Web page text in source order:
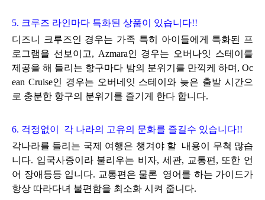
5. 크루즈 라인마다 특화된 상품이 있습니다!!
디즈니 크루즈인 경우는 가족 특히 아이들에게 특화된 프
로그램을 선보이고, Azmara인 경우는 오버나잇 스테이를
제공을 해 들리는 항구마다 밤의 분위기를 만끽케 하며, Oc
ean Cruise인 경우는 오버네잇 스테이와 늦은 출발 시간으
로 충분한 항구의 분위기를 즐기게 한다 합니다.
6. 걱정없이 각 나라의 고유의 문화를 즐길수 있습니다!!
각나라를 들리는 국제 여행은 챙겨야 할 내용이 무척 많습
니다. 입국사증이라 불리우는 비자, 세관, 교통편, 또한 언
어 장애등등 입니다. 교통편은 물론 영어를 하는 가이드가
항상 따라다녀 불편함을 최소화 시켜 줍니다.